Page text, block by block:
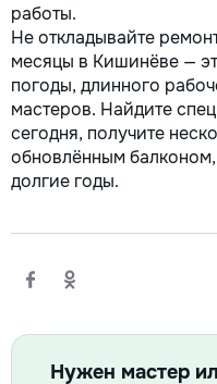
работы.
Не откладывайте
месяцы в Кишинёве —
погоды, длинного
мастеров. Найдите
сегодня, получите
обновлённым
долгие годы.
Нужен мастер